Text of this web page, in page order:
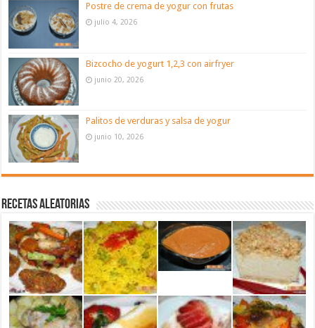
Postre de crema de yogur con frutas
julio 4, 2026
Bizcocho de yogurt 1,2,3 con airfryer
junio 20, 2026
Palitos de verduras y salsa de yogur
junio 10, 2026
Recetas aleatorias